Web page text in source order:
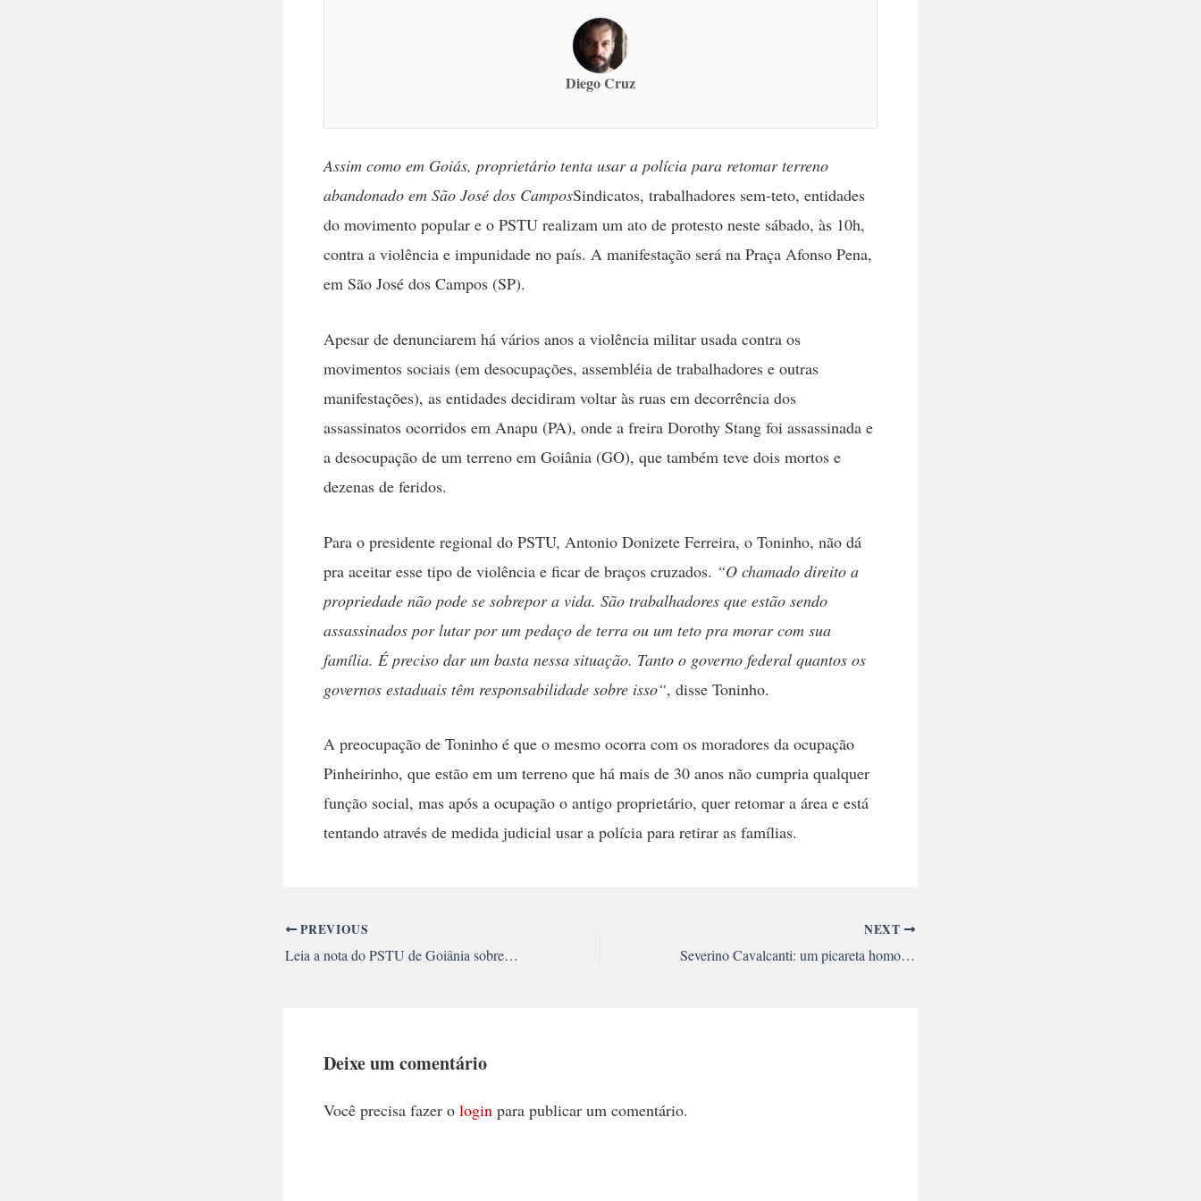
Diego Cruz
Assim como em Goiás, proprietário tenta usar a polícia para retomar terreno
abandonado em São José dos CamposSindicatos, trabalhadores sem-teto, entidades
do movimento popular e o PSTU realizam um ato de protesto neste sábado, às 10h,
contra a violência e impunidade no país. A manifestação será na Praça Afonso Pena,
em São José dos Campos (SP).
Apesar de denunciarem há vários anos a violência militar usada contra os
movimentos sociais (em desocupações, assembléia de trabalhadores e outras
manifestações), as entidades decidiram voltar às ruas em decorrência dos
assassinatos ocorridos em Anapu (PA), onde a freira Dorothy Stang foi assassinada e
a desocupação de um terreno em Goiânia (GO), que também teve dois mortos e
dezenas de feridos.
Para o presidente regional do PSTU, Antonio Donizete Ferreira, o Toninho, não dá
pra aceitar esse tipo de violência e ficar de braços cruzados. “O chamado direito a
propriedade não pode se sobrepor a vida. São trabalhadores que estão sendo
assassinados por lutar por um pedaço de terra ou um teto pra morar com sua
família. É preciso dar um basta nessa situação. Tanto o governo federal quantos os
governos estaduais têm responsabilidade sobre isso“, disse Toninho.
A preocupação de Toninho é que o mesmo ocorra com os moradores da ocupação
Pinheirinho, que estão em um terreno que há mais de 30 anos não cumpria qualquer
função social, mas após a ocupação o antigo proprietário, quer retomar a área e está
tentando através de medida judicial usar a polícia para retirar as famílias.
PREVIOUS
Leia a nota do PSTU de Goiânia sobre a invasão da PM
NEXT
Severino Cavalcanti: um picareta homofóbico
Deixe um comentário
Você precisa fazer o login para publicar um comentário.